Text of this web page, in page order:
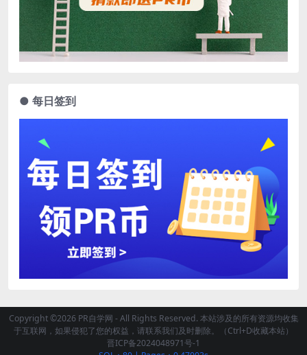
● 每日签到
Copyright ©2026 PR自学网 - All Rights Reserved. 本站涉及的所有资源均收集
于互联网，如果侵犯了您的权益，请联系我们及时删除。（Ctrl+D收藏本站）
晋ICP备2024048971号-1